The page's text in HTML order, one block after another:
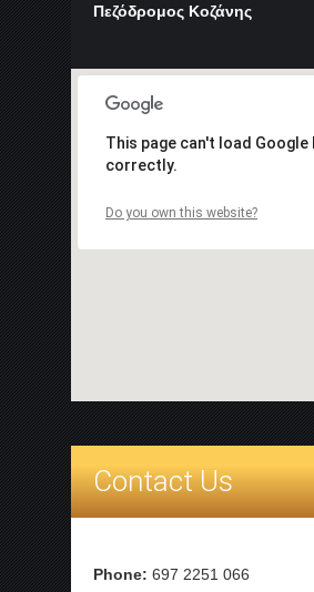
Πεζόδρομος Κοζάνης
This page can't load Google
correctly.
Do you own this website?
Contact Us
Phone: 697 2251 066